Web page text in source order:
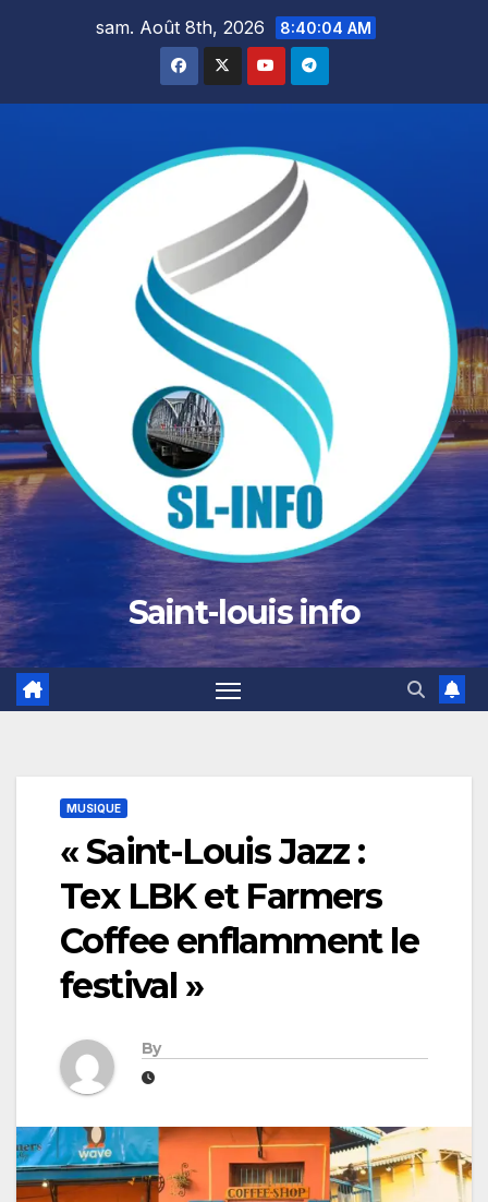
sam. Août 8th, 2026 8:40:05 AM
Saint-louis info
MUSIQUE
« Saint-Louis Jazz :
Tex LBK et Farmers
Coffee enflamment le
festival »
By